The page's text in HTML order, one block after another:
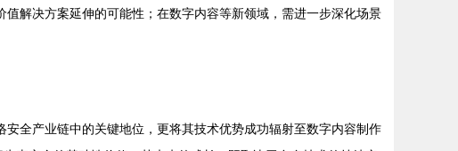
解决方案延伸的可能性；在数字内容等新领域，需进一步深化场景
全产业链中的关键地位，更将其技术优势成功辐射至数字内容制作